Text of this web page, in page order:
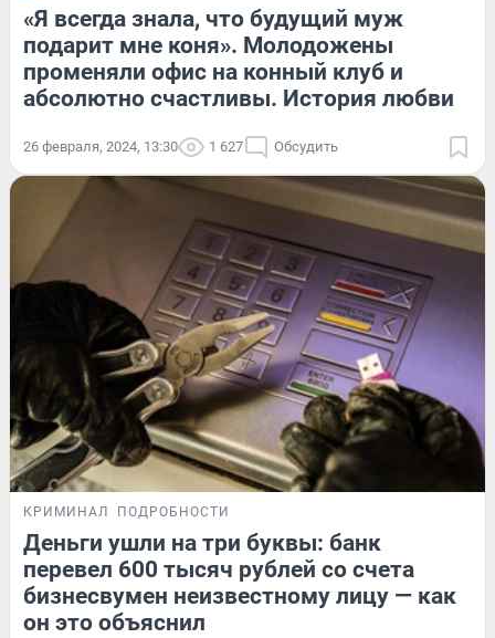
«Я всегда знала, что будущий муж
подарит мне коня». Молодожены
променяли офис на конный клуб и
абсолютно счастливы. История любви
26 февраля, 2024, 13:30 1 627 Обсудить
КРИМИНАЛ ПОДРОБНОСТИ
Деньги ушли на три буквы: банк
перевел 600 тысяч рублей со счета
бизнесвумен неизвестному лицу — как
он это объяснил